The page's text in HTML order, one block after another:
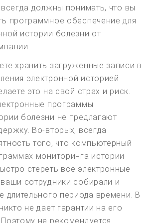
всегда должны понимать, что вы
программное обеспечение для
истории болезни от
хранить загруженные записи в
электронной историей
это на свой страх и риск.
программы
болезни не предлагают
Во-вторых, всегда
того, что компьютерный
мониторинга истории
стереть все электронные
сотрудники собирали и
длительного периода времени. В
не дает гарантии на его
не рекомендуется